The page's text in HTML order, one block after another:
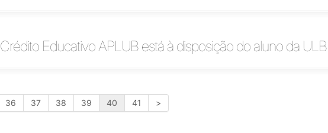
Crédito Educativo APLUB está à disposição do aluno da
36 37 38 39 40 41 >